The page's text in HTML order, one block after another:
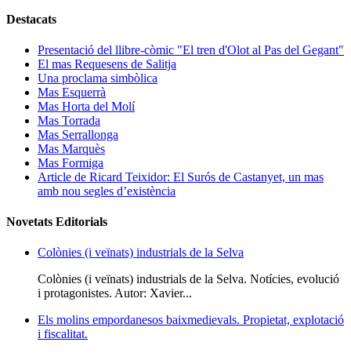
Destacats
Presentació del llibre-còmic "El tren d'Olot al Pas del Gegant"
El mas Requesens de Salitja
Una proclama simbòlica
Mas Esquerrà
Mas Horta del Molí
Mas Torrada
Mas Serrallonga
Mas Marquès
Mas Formiga
Article de Ricard Teixidor: El Surós de Castanyet, un mas
amb nou segles d’existència
Novetats Editorials
Colònies (i veïnats) industrials de la Selva
Colònies (i veïnats) industrials de la Selva. Notícies, evolució
i protagonistes. Autor: Xavier...
Els molins empordanesos baixmedievals. Propietat, explotació
i fiscalitat.